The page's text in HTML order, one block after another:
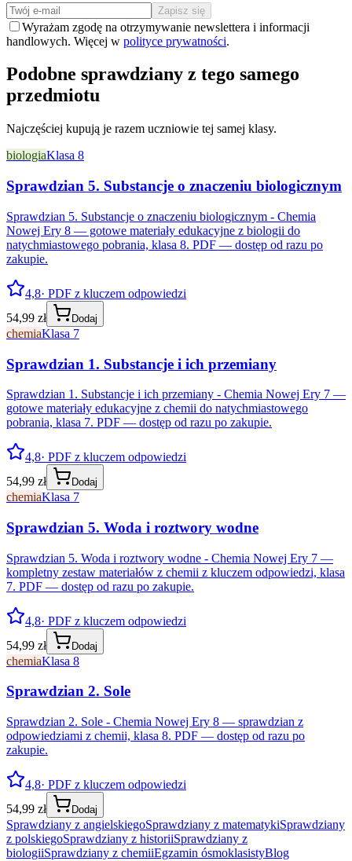
Zapisz się
Wyrażam zgodę na otrzymywanie newslettera i informacji
handlowych. Więcej w polityce prywatności.
Podobne sprawdziany z tego samego
przedmiotu
Najczęściej kupują je razem uczniowie tej samej klasy.
biologiaKlasa 8
Sprawdzian 5. Substancje o znaczeniu biologicznym
Sprawdzian 5. Substancje o znaczeniu biologicznym - Chemia
Nowej Ery 8 — gotowe materiały edukacyjne z biologii do
natychmiastowego pobrania, klasa 8. PDF — dostęp od razu po
zakupie.
4,8· PDF z kluczem odpowiedzi
54,99 zł
Dodaj
chemiaKlasa 7
Sprawdzian 1. Substancje i ich przemiany
Sprawdzian 1. Substancje i ich przemiany - Chemia Nowej Ery 7 —
gotowe materiały edukacyjne z chemii do natychmiastowego
pobrania, klasa 7. PDF — dostęp od razu po zakupie.
4,8· PDF z kluczem odpowiedzi
54,99 zł
Dodaj
chemiaKlasa 7
Sprawdzian 5. Woda i roztwory wodne
Sprawdzian 5. Woda i roztwory wodne - Chemia Nowej Ery 7 —
kompletny zestaw materiałów z chemii z kluczem odpowiedzi, klasa
7. PDF — dostęp od razu po zakupie.
4,8· PDF z kluczem odpowiedzi
54,99 zł
Dodaj
chemiaKlasa 8
Sprawdzian 2. Sole
Sprawdzian 2. Sole - Chemia Nowej Ery 8 — sprawdzian z
odpowiedziami z chemii, klasa 8. PDF — dostęp od razu po
zakupie.
4,8· PDF z kluczem odpowiedzi
54,99 zł
Dodaj
Sprawdziany z angielskiegoSprawdziany z matematykiSprawdziany
z polskiegoSprawdziany z historiiSprawdziany z
biologiiSprawdziany z chemiiEgzamin ósmoklasistyBlog